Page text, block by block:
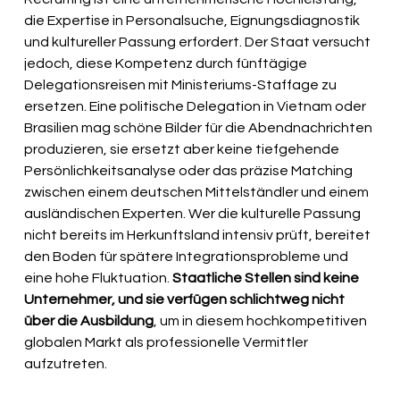
die Expertise in Personalsuche, Eignungsdiagnostik
und kultureller Passung erfordert. Der Staat versucht
jedoch, diese Kompetenz durch fünftägige
Delegationsreisen mit Ministeriums-Staffage zu
ersetzen. Eine politische Delegation in Vietnam oder
Brasilien mag schöne Bilder für die Abendnachrichten
produzieren, sie ersetzt aber keine tiefgehende
Persönlichkeitsanalyse oder das präzise Matching
zwischen einem deutschen Mittelständler und einem
ausländischen Experten. Wer die kulturelle Passung
nicht bereits im Herkunftsland intensiv prüft, bereitet
den Boden für spätere Integrationsprobleme und
eine hohe Fluktuation. Staatliche Stellen sind keine
Unternehmer, und sie verfügen schlichtweg nicht
über die Ausbildung , um in diesem hochkompetitiven
globalen Markt als professionelle Vermittler
aufzutreten.